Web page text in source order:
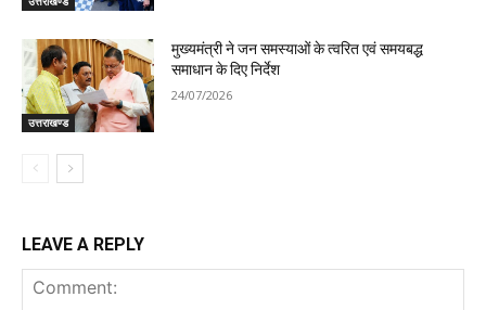
उत्तराखण्ड
मुख्यमंत्री ने जन समस्याओं के त्वरित एवं समयबद्ध
समाधान के दिए निर्देश
24/07/2026
LEAVE A REPLY